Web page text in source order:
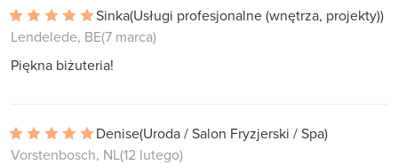
Sinka(Usługi profesjonalne (wnętrza, projekty))
Lendelede, BE(7 marca)
Piękna biżuteria!
Denise(Uroda / Salon Fryzjerski / Spa)
Vorstenbosch, NL(12 lutego)